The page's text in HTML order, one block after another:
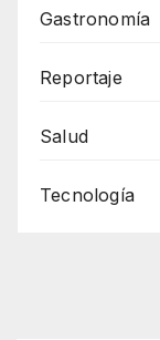
Gastronomía
Reportaje
Salud
Tecnología